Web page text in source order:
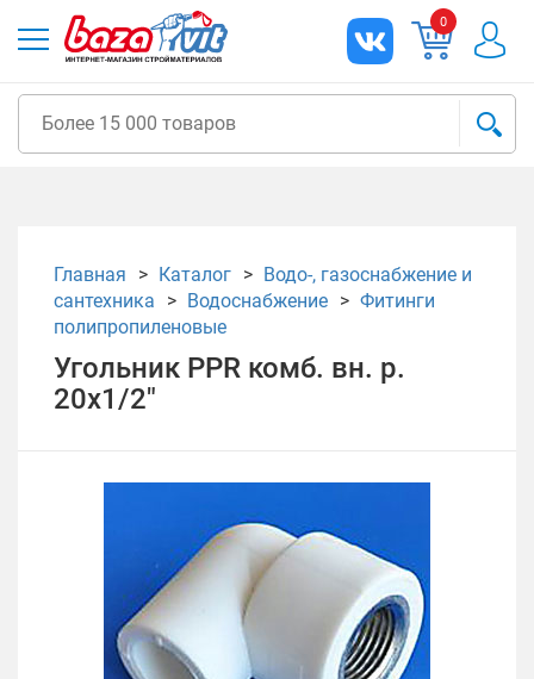
0
Главная Каталог
Водо-, газоснабжение и
сантехника
Водоснабжение
Фитинги
полипропиленовые
Угольник PPR комб. вн. р.
20х1/2"